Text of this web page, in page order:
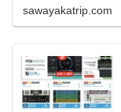
sawayakatrip.com